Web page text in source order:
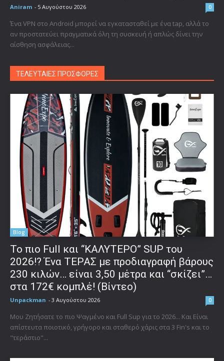
Aniram - 5 Αυγούστου 2026 0
Ένα VPN στο Android μπορεί να εγκατασταθεί με ένα tap, αλλά το
αν προστατεύει πραγματικά όλη τη συσκευή ή απλώς δίνει την
αίσθηση ασφάλειας...
ΤΕΛΕΥΤΑΙΕΣ ΠΡΟΣΦΟΡΕΣ
Blog
To πιο Full και “ΚΑΛΥΤΕΡΟ” SUP του
2026!? Ένα ΤΕΡΑΣ με προδιαγραφή βάρους
230 κιλών… είναι 3,50 μέτρα και “σκίζει”…
στα 172€ κομπλέ! (Βίντεο)
Unpackman - 3 Αυγούστου 2026 0
Μου Ζητήσατε το πιο Ψαγμένο και Full Sup για το 2026... Και Είναι
απίστευτα ποιοτικό, γρήγορο και σταθερό χάρις στα 3 Fin's και το
"τεράστιο"...